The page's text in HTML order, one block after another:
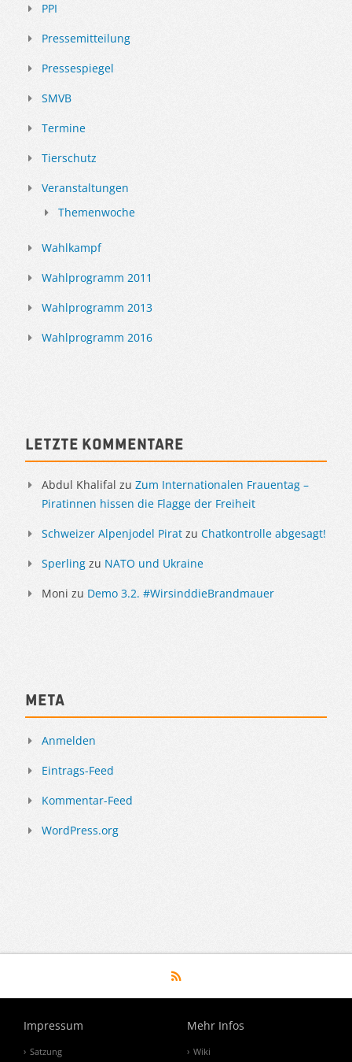
PPI
Pressemitteilung
Pressespiegel
SMVB
Termine
Tierschutz
Veranstaltungen
Themenwoche
Wahlkampf
Wahlprogramm 2011
Wahlprogramm 2013
Wahlprogramm 2016
Letzte Kommentare
Abdul Khalifal zu Zum Internationalen Frauentag –
Piratinnen hissen die Flagge der Freiheit
Schweizer Alpenjodel Pirat zu Chatkontrolle abgesagt!
Sperling zu NATO und Ukraine
Moni zu Demo 3.2. #WirsinddieBrandmauer
Meta
Anmelden
Eintrags-Feed
Kommentar-Feed
WordPress.org
Impressum
Satzung
Mehr Infos
Wiki